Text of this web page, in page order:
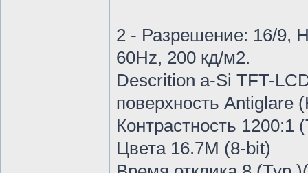
2 - Разрешение: 16/9,
60Hz, 200 кд/м2.
Descrition a-Si TFT-
поверхность Antiglare
Контрастность 1200:1
Цвета 16.7M (8-bit)